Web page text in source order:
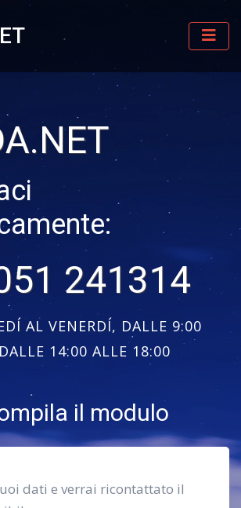
241314
AL VENERDÍ, DALLE 9:00
14:00 ALLE 18:00
il modulo
dati e verrai ricontattato il